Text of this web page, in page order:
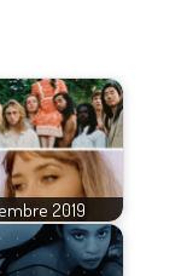
2019